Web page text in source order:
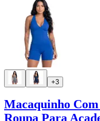
+3
Macaquinho
Roupa Para